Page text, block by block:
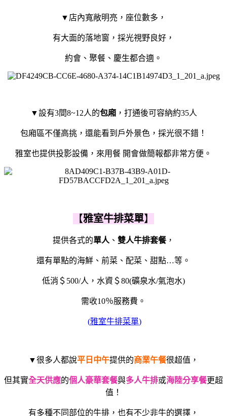
▼店內寬敞明亮，座位數多，
有大面的落地窗，採光視野良好，
約會、聚餐、慶生都合適。
▼設有3間8~12人的包廂，打通後可容納約35人
包廂區不僅高挑，還能看到戶外景色，採光很不錯！
雅室也提供投影設備，來用餐 開會做簡報都非常方便。
【雅室牛排菜單】
提供各式的單人 、 雙人牛排套餐，
還有單點的海鮮、前菜、配菜、甜點…等。
低消＄500/人，水資＄80(礦泉水/氣泡水)
需收10％服務費。
(雅室牛排菜單)
▼很多人都說平日中午提供的商業午餐很超值，
但其實全天供應的個人豪華套餐與多人牛排或海陸分享餐更超
值！
有多種不同部位的牛排，也有不少非牛的選擇，